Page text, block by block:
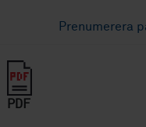
Prenumerera
PDF